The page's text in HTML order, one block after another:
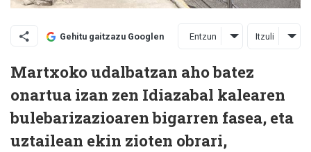
Gehitu gaitzazu Googlen Entzun Itzuli
Martxoko udalbatzan aho batez
onartua izan zen Idiazabal kalearen
bulebarizazioaren bigarren fasea, eta
uztailean ekin zioten obrari,